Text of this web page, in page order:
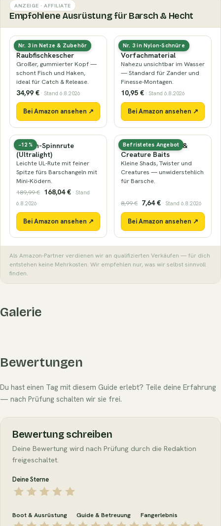
ANZEIGE · AFFILIATE
Empfohlene Ausrüstung für Barsch & Hecht
Nr. 3 in Netze & Zubehör
Gummierter
Raubfischkescher
Großer, gummierter Kopf —
schont Fisch und Haken,
ideal für Catch & Release.
34,99 € · Stand 6.8.2026
Bei Amazon ansehen ↗
Nr. 3 in Nylon-Schnüre
Fluorocarbon-
Vorfachmaterial
Nahezu unsichtbar im Wasser
— Standard für Zander und
Finesse-Montagen.
10,95 € · Stand 6.8.2026
Bei Amazon ansehen ↗
−12 %
Barsch-Spinnrute
(Ultralight)
Leichte UL-Rute mit feiner
Spitze fürs Barschangeln mit
Mini-Ködern.
189,99 € 168,04 € · Stand
6.8.2026
Bei Amazon ansehen ↗
Befristetes Angebot
Mini-Gummiköder &
Creature Baits
Kleine Shads, Twister und
Creatures — unwiderstehlich
für Barsche.
8,99 € 7,64 € · Stand 6.8.2026
Bei Amazon ansehen ↗
Als Amazon-Partner verdienen wir an qualifizierten Verkäufen — für dich
entstehen keine Mehrkosten. Wir empfehlen nur, was wir selbst sinnvoll
finden.
Galerie
Bewertungen
Du hast einen Tag mit diesem Guide erlebt? Teile deine Erfahrung
— nach Prüfung schalten wir sie frei.
Bewertung schreiben
Deine Bewertung wird nach Prüfung durch die Redaktion
freigeschaltet.
Deine Sterne
Boot & Ausrüstung Guide & Betreuung Fangerlebnis